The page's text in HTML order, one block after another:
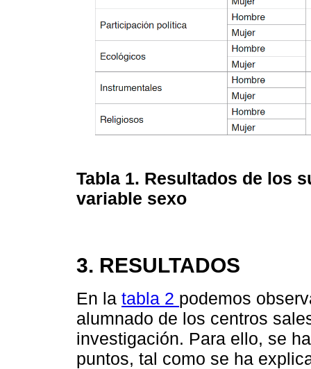
Tabla 1. Resultados de los
variable sexo
3. RESULTADOS
En la tabla 2 podemos
alumnado de los centros
investigación. Para ello, se
puntos, tal como se ha